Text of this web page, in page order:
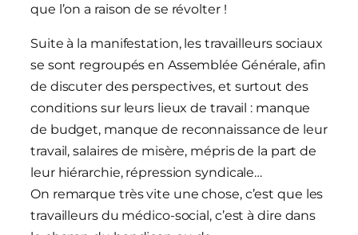
que l’on a raison de se révolter !
Suite à la manifestation, les travailleurs sociaux
se sont regroupés en Assemblée Générale, afin
de discuter des perspectives, et surtout des
conditions sur leurs lieux de travail : manque
de budget, manque de reconnaissance de leur
travail, salaires de misère, mépris de la part de
leur hiérarchie, répression syndicale…
On remarque très vite une chose, c’est que les
travailleurs du médico-social, c’est à dire dans